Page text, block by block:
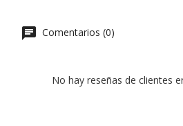
Comentarios (0)
No hay reseñas de clientes